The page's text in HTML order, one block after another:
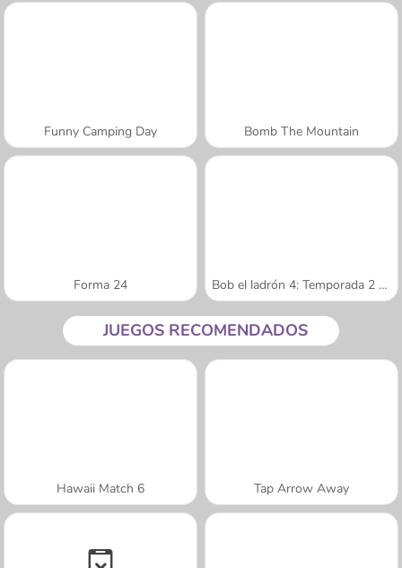
Funny Camping Day Bomb The Mountain
Forma 24 Bob el ladrón 4: Temporada 2 Rusia
JUEGOS RECOMENDADOS
Hawaii Match 6 Tap Arrow Away